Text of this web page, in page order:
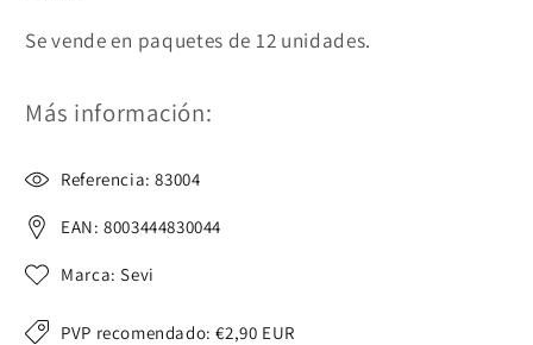
Se vende en paquetes de 12 unidades.
Más información:
Referencia: 83004
EAN: 8003444830044
Marca: Sevi
PVP recomendado:€2,90 EUR